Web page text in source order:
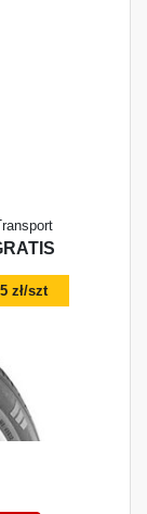
zł/szt